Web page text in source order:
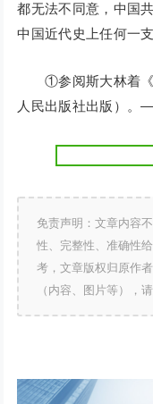
都无法不同意，中国
中国近代史上任何一
①参阅斯大林着《
人民出版社出版）。
免责声明：文章内容
性、完整性、准确性
考，文章版权归原作
（内容、图片等），